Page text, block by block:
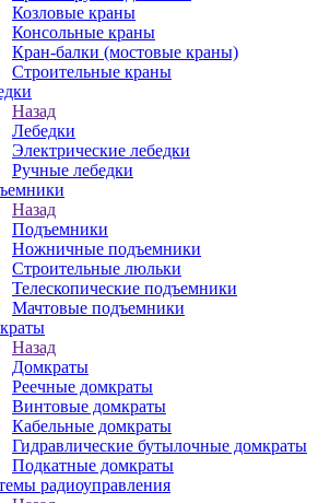
Козловые краны
Консольные краны
Кран-балки (мостовые краны)
Строительные краны
Назад
Лебедки
Электрические лебедки
Ручные лебедки
Назад
Подъемники
Ножничные подъемники
Строительные люльки
Телескопические подъемники
Мачтовые подъемники
Назад
Домкраты
Реечные домкраты
Винтовые домкраты
Кабельные домкраты
Гидравлические бутылочные домкраты
Подкатные домкраты
радиоуправления